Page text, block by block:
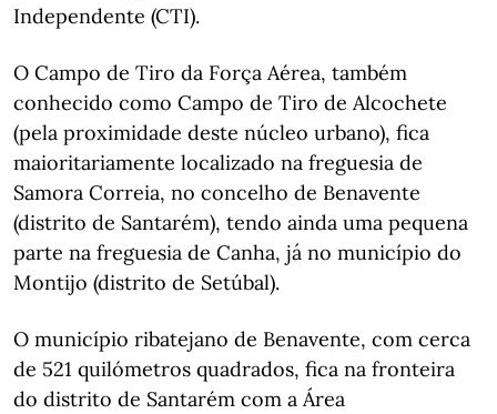
Independente (CTI).
O Campo de Tiro da Força Aérea, também
conhecido como Campo de Tiro de Alcochete
(pela proximidade deste núcleo urbano), fica
maioritariamente localizado na freguesia de
Samora Correia, no concelho de Benavente
(distrito de Santarém), tendo ainda uma pequena
parte na freguesia de Canha, já no município do
Montijo (distrito de Setúbal).
O município ribatejano de Benavente, com cerca
de 521 quilómetros quadrados, fica na fronteira
do distrito de Santarém com a Área